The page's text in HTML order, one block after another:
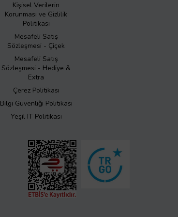
Kişisel Verilerin
Korunması ve Gizlilik
Politikası
Mesafeli Satış
Sözleşmesi - Çiçek
Mesafeli Satış
Sözleşmesi - Hediye &
Extra
Çerez Politikası
Bilgi Güvenliği Politikası
Yeşil IT Politikası